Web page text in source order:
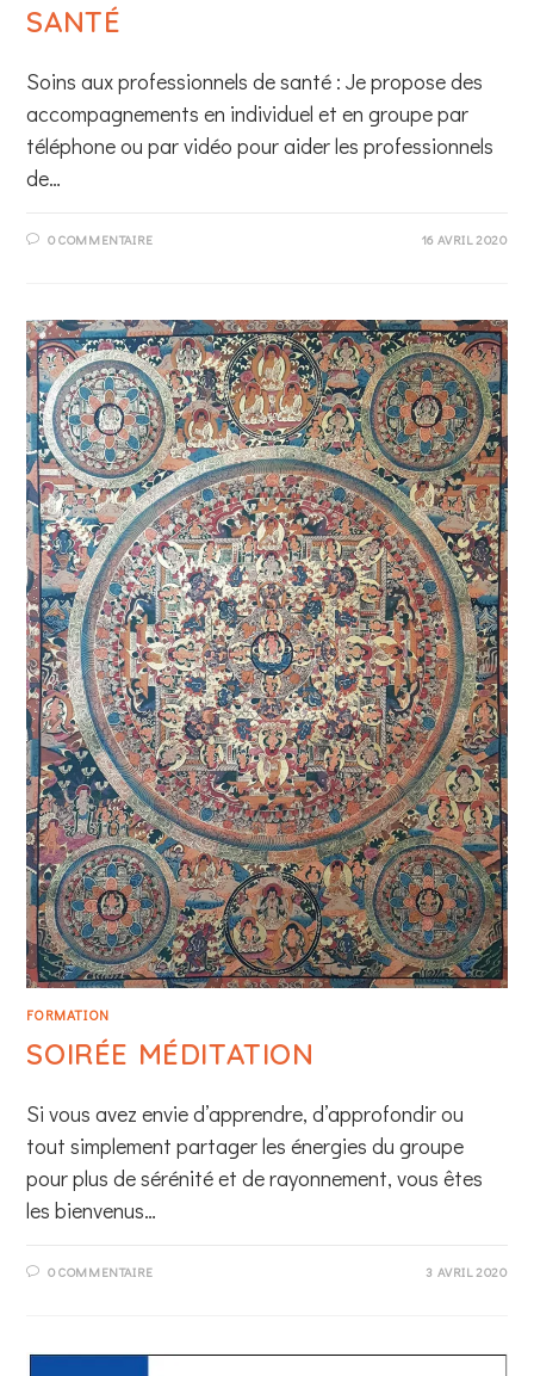
SANTÉ
Soins aux professionnels de santé : Je propose des
accompagnements en individuel et en groupe par
téléphone ou par vidéo pour aider les professionnels
de…
0 COMMENTAIRE 16 AVRIL 2020
FORMATION
SOIRÉE MÉDITATION
Si vous avez envie d’apprendre, d’approfondir ou
tout simplement partager les énergies du groupe
pour plus de sérénité et de rayonnement, vous êtes
les bienvenus…
0 COMMENTAIRE 3 AVRIL 2020